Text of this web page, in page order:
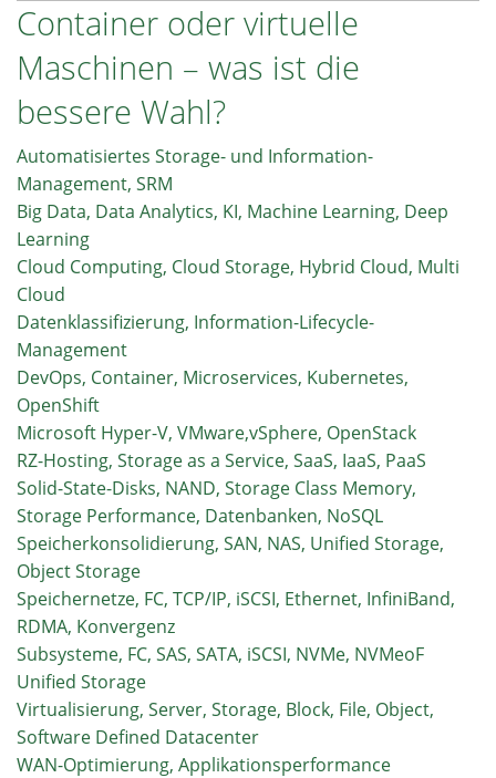
Einheitliche
Server-
und
Speicherverwaltung
für
Hyperscale-
und
Cloud-
Umgebungen
Container oder virtuelle
Maschinen – was ist die
bessere Wahl?
Automatisiertes Storage- und Information-
Management, SRM
Big Data, Data Analytics, KI, Machine Learning, Deep
Learning
Cloud Computing, Cloud Storage, Hybrid Cloud, Multi
Cloud
Datenklassifizierung, Information-Lifecycle-
Management
DevOps, Container, Microservices, Kubernetes,
OpenShift
Microsoft Hyper-V, VMware,vSphere, OpenStack
RZ-Hosting, Storage as a Service, SaaS, IaaS, PaaS
Solid-State-Disks, NAND, Storage Class Memory,
Storage Performance, Datenbanken, NoSQL
Speicherkonsolidierung, SAN, NAS, Unified Storage,
Object Storage
Speichernetze, FC, TCP/IP, iSCSI, Ethernet, InfiniBand,
RDMA, Konvergenz
Subsysteme, FC, SAS, SATA, iSCSI, NVMe, NVMeoF
Unified Storage
Virtualisierung, Server, Storage, Block, File, Object,
Software Defined Datacenter
WAN-Optimierung, Applikationsperformance